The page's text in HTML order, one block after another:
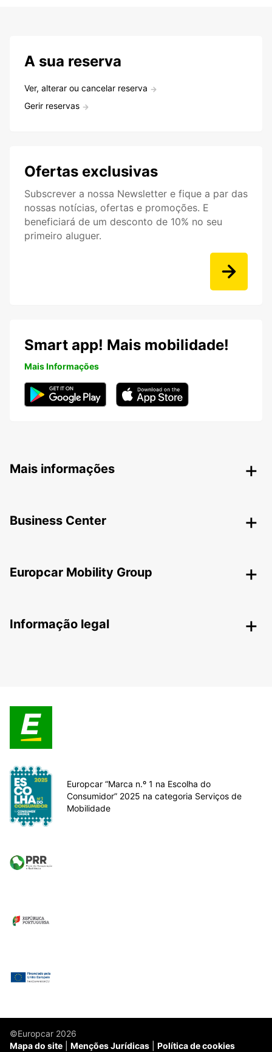
A sua reserva
Ver, alterar ou cancelar reserva
Gerir reservas
Ofertas exclusivas
Subscrever a nossa Newsletter e fique a par das
nossas notícias, ofertas e promoções. E
beneficiará de um desconto de 10% no seu
primeiro aluguer.
Smart app! Mais mobilidade!
Mais Informações
Mais informações
Business Center
Europcar Mobility Group
Informação legal
Europcar “Marca n.º 1 na Escolha do
Consumidor” 2025 na categoria Serviços de
Mobilidade
©Europcar 2026
Mapa do site
Menções Jurídicas Política de cookies